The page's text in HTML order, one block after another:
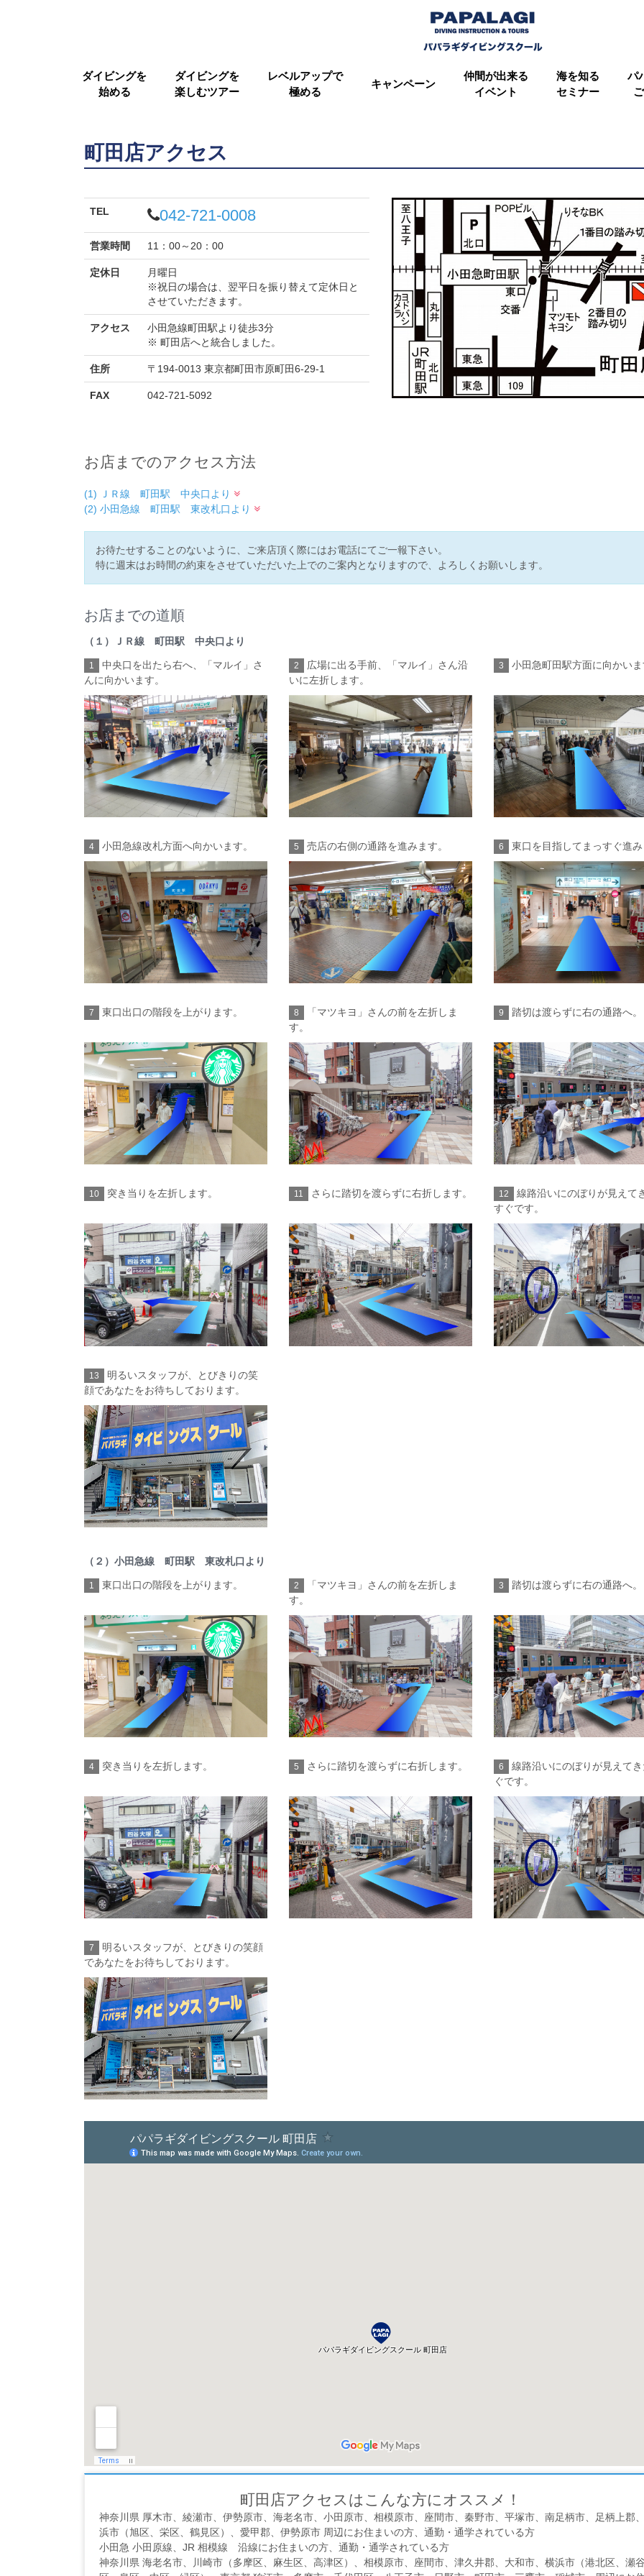
ダイビングを
始める
ダイビングを
楽しむツアー
レベルアップで
極める
キャンペーン
仲間が出来る
イベント
海を知る
セミナー
パ
町田店アクセス
TEL 042-721-0008
営業時間 11：00～20：00
定休日
月曜日
※祝日の場合は、翌平日を振り替えて定休日と
させていただきます。
アクセス
小田急線町田駅より徒歩3分
※ 町田店へと統合しました。
住所 〒194-0013 東京都町田市原町田6-29-1
FAX 042-721-5092
お店までのアクセス方法
(1) ＪＲ線 町田駅 中央口より
(2) 小田急線 町田駅 東改札口より
お待たせすることのないように、ご来店頂く際にはお電話にてご一報下さい。
特に週末はお時間の約束をさせていただいた上でのご案内となりますので、よろしくお願いします。
お店までの道順
（１）ＪＲ線 町田駅 中央口より
1
中央口を出たら右へ、「マルイ」さ
んに向かいます。
2
広場に出る手前、「マルイ」さん沿
いに左折します。
3 小田急町田駅方面に向かい
4 小田急線改札方面へ向かいます。 5 売店の右側の通路を進みます。 6 東口を目指してまっすぐ進
7 東口出口の階段を上がります。 8
「マツキヨ」さんの前を左折しま
す。
9 踏切は渡らずに右の通路へ。
10 突き当りを左折します。 11 さらに踏切を渡らずに右折します。 12
線路沿いにのぼりが見えて
すぐです。
13
明るいスタッフが、とびきりの笑
顔であなたをお待ちしております。
（２）小田急線 町田駅 東改札口より
1 東口出口の階段を上がります。 2
「マツキヨ」さんの前を左折しま
す。
3 踏切は渡らずに右の通路へ。
4 突き当りを左折します。 5 さらに踏切を渡らずに右折します。 6
線路沿いにのぼりが見えて
ぐです。
7
明るいスタッフが、とびきりの笑顔
であなたをお待ちしております。
町田店アクセスはこんな方にオススメ！
神奈川県 厚木市、綾瀬市、伊勢原市、海老名市、小田原市、相模原市、座間市、秦野市、平塚市、南足柄市、足柄上郡
浜市（旭区、栄区、鶴見区）、愛甲郡、伊勢原市 周辺にお住まいの方、通勤・通学されている方
小田急 小田原線、JR 相模線 沿線にお住まいの方、通勤・通学されている方
神奈川県 海老名市、川崎市（多摩区、麻生区、高津区）、相模原市、座間市、津久井郡、大和市、横浜市（港北区、瀬